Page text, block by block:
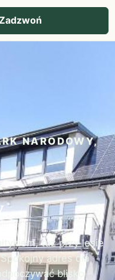
NARODOWY,
tuż przy lesie
adres dla
blisko